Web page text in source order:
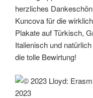
herzliches
Kuncova für die
Plakate auf Türkisch,
Italienisch und
die tolle Bewirtung!